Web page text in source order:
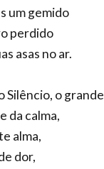
um gemido
perdido
asas no ar.
Silêncio, o grande
da calma,
alma,
dor,